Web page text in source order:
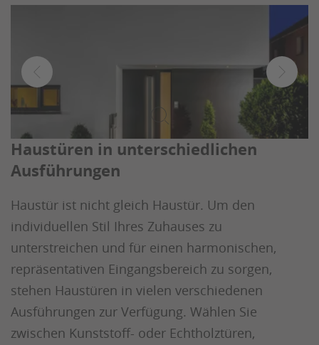
Haustüren in unterschiedlichen
Ausführungen
Haustür ist nicht gleich Haustür. Um den
individuellen Stil Ihres Zuhauses zu
unterstreichen und für einen harmonischen,
repräsentativen Eingangsbereich zu sorgen,
stehen Haustüren in vielen verschiedenen
Ausführungen zur Verfügung. Wählen Sie
zwischen Kunststoff- oder Echtholztüren,